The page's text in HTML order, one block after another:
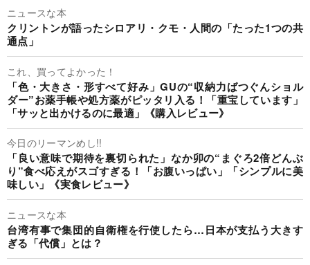
ニュースな本
クリントンが語ったシロアリ・クモ・人間の「たった1つの共
通点」
これ、買ってよかった！
「色・大きさ・形すべて好み」GUの“収納力ばつぐんショル
ダー”お薬手帳や処方薬がピッタリ入る！「重宝しています」
「サッと出かけるのに最適」《購入レビュー》
今日のリーマンめし!!
「良い意味で期待を裏切られた」なか卯の“まぐろ2倍どんぶ
り”食べ応えがスゴすぎる！「お腹いっぱい」「シンプルに美
味しい」《実食レビュー》
ニュースな本
台湾有事で集団的自衛権を行使したら…日本が支払う大きす
ぎる「代償」とは？